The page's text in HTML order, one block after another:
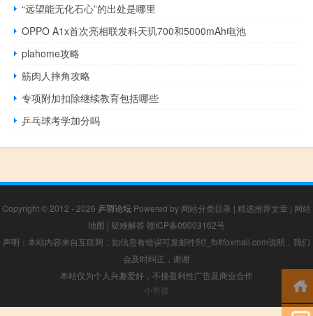
“远望能无化石心”的出处是哪里
OPPO A1x首次亮相联发科天玑700和5000mAh电池
plahome攻略
筋肉人摔角攻略
专项附加扣除继续教育包括哪些
乒乓球考学加分吗
Copyright © 2012 - 2026 乒羽论坛 Powered by 网站分类目录 | 精选推荐文章 | 网站
地图 | 疑难解答 赣ICP备09003162号
声明：本站内容来自互联网，如信息有错误可发邮件到f_fb#foxmail.com说明，我们
会及时纠正，谢谢
本站仅为个人兴趣爱好，不接盈利性广告及商业合作
小男孩